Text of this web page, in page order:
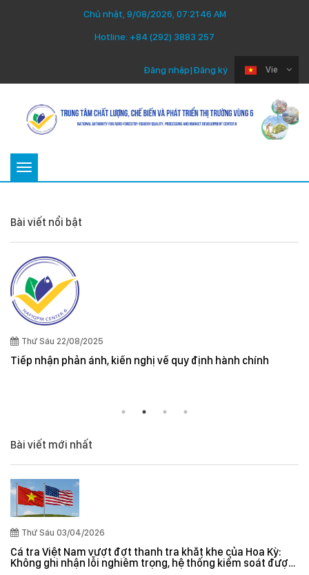
Chủ nhật, 9/08/2026, 07:21:47 AM
Hotline: +84 (292) 3883 257
Vie
Đăng nhập|Đăng ký
Toggle
Bài viết nổi bật
Thứ Sáu 22/08/2025
Tiếp nhận phản ánh, kiến nghị về quy định hành chính
Bài viết mới nhất
Thứ Sáu 03/04/2026
Cá tra Việt Nam vượt đợt thanh tra khắt khe của Hoa Kỳ:
Không ghi nhận lỗi nghiêm trọng, hệ thống kiểm soát được